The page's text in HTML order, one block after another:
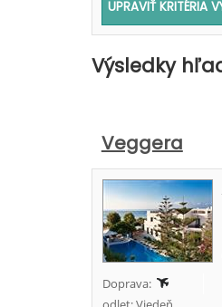
Výsledky
Veggera
Doprava: